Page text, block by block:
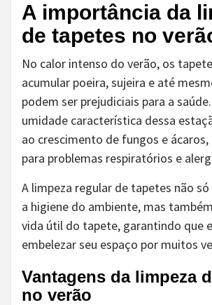
A importância da
de tapetes no
No calor intenso do verão, os
acumular poeira, sujeira e até
podem ser prejudiciais para a
umidade característica dessa
ao crescimento de fungos e
para problemas respiratórios e
A limpeza regular de tapetes não
a higiene do ambiente, mas
vida útil do tapete, garantindo que
embelezar seu espaço por muitos
Vantagens da limpeza
no verão